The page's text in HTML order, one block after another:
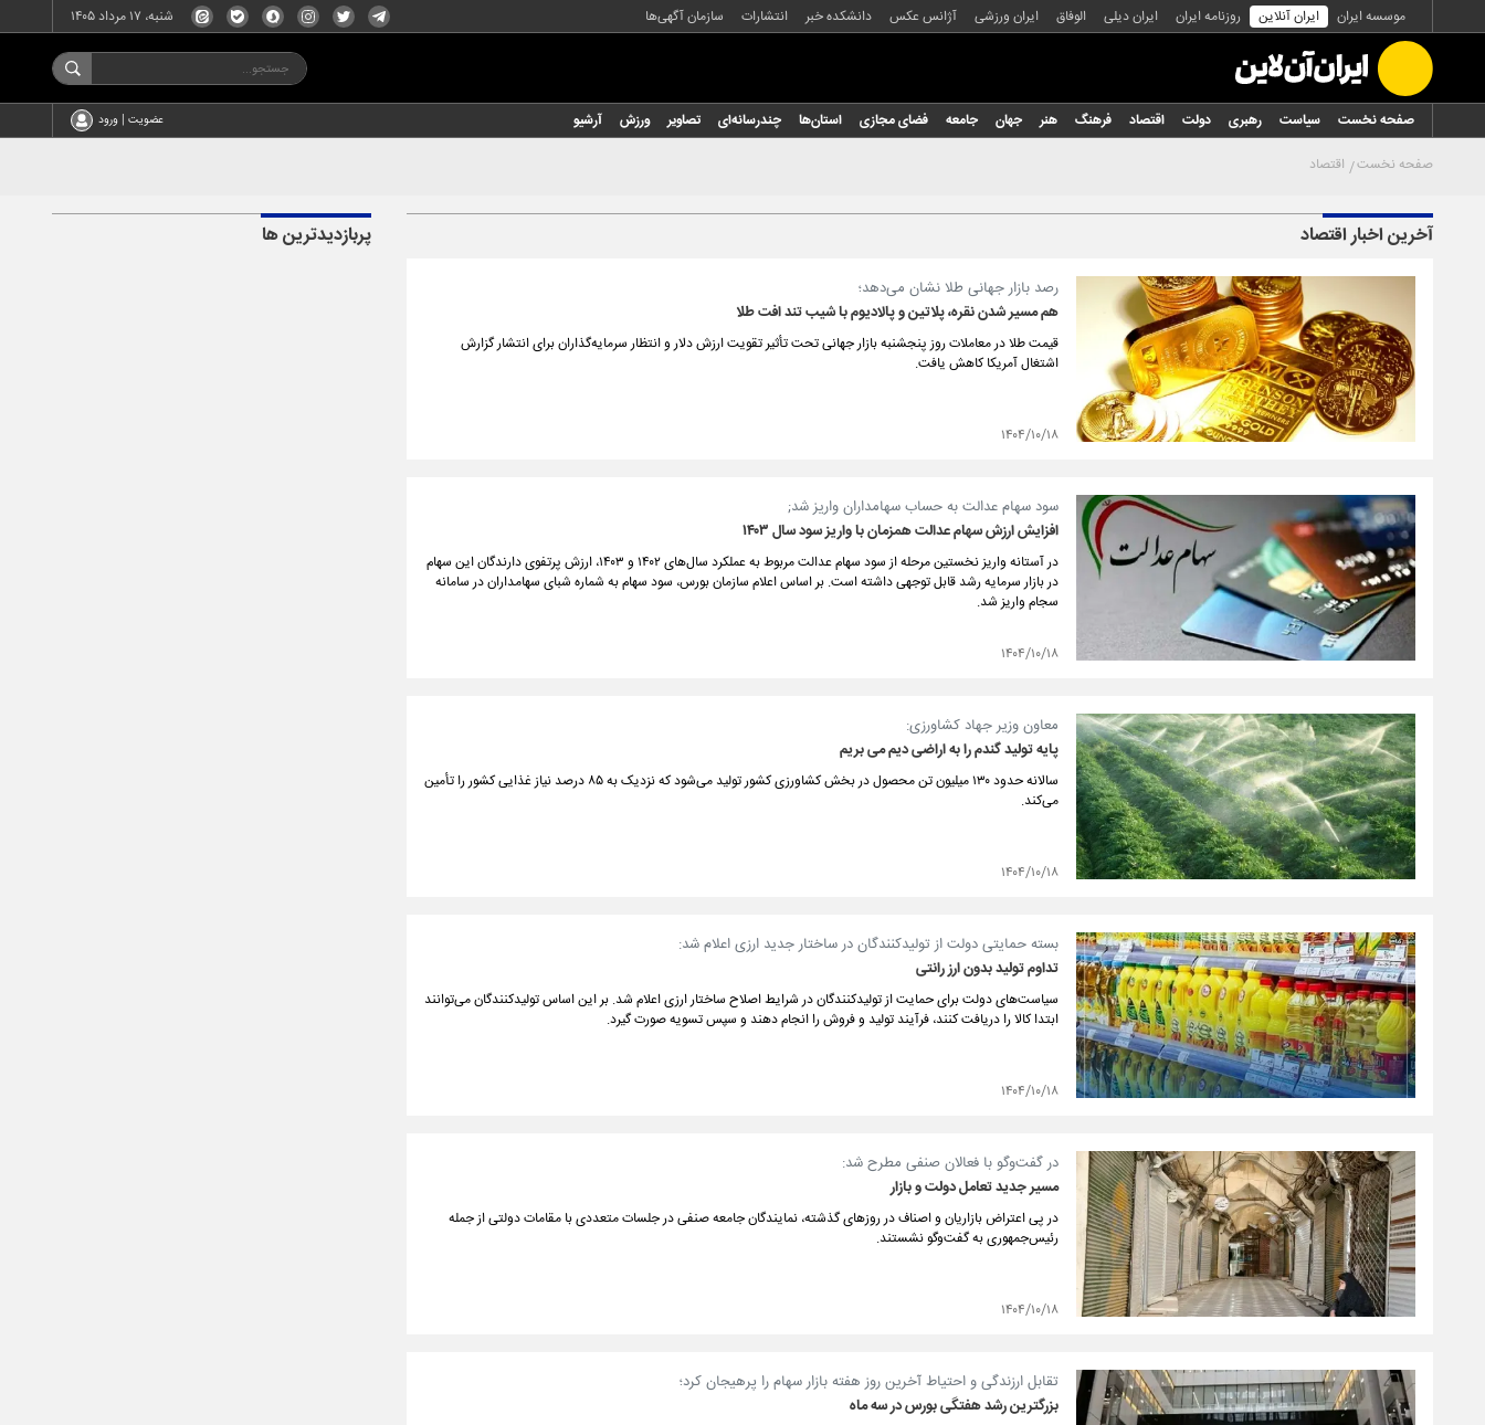
موسسه ایران ایران آنلاین روزنامه ایران ایران دیلی الوفاق ایران ورزشی آژانس عکس دانشکده خبر انتشارات سازمان آگهی‌ها شنبه، ۱۷ مرداد ۱۴۰۵
صفحه نخست سیاست رهبری دولت اقتصاد فرهنگ هنر جهان جامعه فضای مجازی استان‌ها چندرسانه‌ای تصاویر ورزش آرشیو عضویت | ورود
صفحه نخست اقتصاد
آخرین اخبار اقتصاد
رصد بازار جهانی طلا نشان می‌دهد؛
هم مسیر شدن نقره، پلاتین و پالادیوم با شیب تند افت طلا
قیمت طلا در معاملات روز پنجشنبه بازار جهانی تحت تأثیر تقویت ارزش دلار و انتظار سرمایه‌گذاران برای انتشار گزارش
اشتغال آمریکا کاهش یافت.
۱۴۰۴/۱۰/۱۸
سود سهام عدالت به حساب سهامداران واریز شد;
افزایش ارزش سهام عدالت همزمان با واریز سود سال ۱۴۰۳
در آستانه واریز نخستین مرحله از سود سهام عدالت مربوط به عملکرد سال‌های ۱۴۰۲ و ۱۴۰۳، ارزش پرتفوی دارندگان این سهام
در بازار سرمایه رشد قابل توجهی داشته است. بر اساس اعلام سازمان بورس، سود سهام به شماره شبای سهامداران در سامانه
سجام واریز شد.
۱۴۰۴/۱۰/۱۸
معاون وزیر جهاد کشاورزی:
پایه تولید گندم را به اراضی دیم می بریم
سالانه حدود ۱۳۰ میلیون تن محصول در بخش کشاورزی کشور تولید می‌شود که نزدیک به ۸۵ درصد نیاز غذایی کشور را تأمین
می‌کند.
۱۴۰۴/۱۰/۱۸
بسته حمایتی دولت از تولیدکنندگان در ساختار جدید ارزی اعلام شد:
تداوم تولید بدون ارز رانتی
سیاست‌های دولت برای حمایت از تولیدکنندگان در شرایط اصلاح ساختار ارزی اعلام شد. بر این اساس تولیدکنندگان می‌توانند
ابتدا کالا را دریافت کنند، فرآیند تولید و فروش را انجام دهند و سپس تسویه صورت گیرد.
۱۴۰۴/۱۰/۱۸
در گفت‌وگو با فعالان صنفی مطرح شد:
مسیر جدید تعامل دولت و بازار
در پی اعتراض بازاریان و اصناف در روزهای گذشته، نمایندگان جامعه صنفی در جلسات متعددی با مقامات دولتی از جمله
رئیس‌جمهوری به گفت‌وگو نشستند.
۱۴۰۴/۱۰/۱۸
تقابل ارزندگی و احتیاط آخرین روز هفته بازار سهام را پرهیجان کرد؛
بزرگترین رشد هفتگی بورس در سه ماه
پربازدیدترین ها